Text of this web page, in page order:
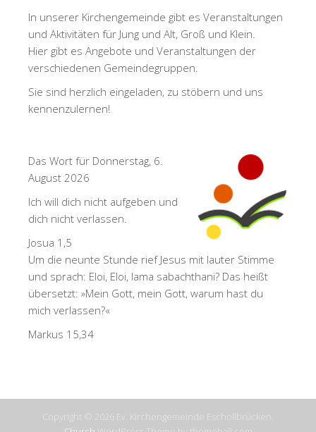
In unserer Kirchengemeinde gibt es Veranstaltungen
und Aktivitäten für Jung und Alt, Groß und Klein.
Hier gibt es Angebote und Veranstaltungen der
verschiedenen Gemeindegruppen.
Sie sind herzlich eingeladen, zu stöbern und uns
kennenzulernen!
Das Wort für Donnerstag, 6.
August 2026
Ich will dich nicht aufgeben und
dich nicht verlassen.
Josua 1,5
Um die neunte Stunde rief Jesus mit lauter Stimme
und sprach: Eloi, Eloi, lama sabachthani? Das heißt
übersetzt: »Mein Gott, mein Gott, warum hast du
mich verlassen?«
Markus 15,34
Copyright © 2026 Ev. Kirchengemeinde Eschollbrücken.